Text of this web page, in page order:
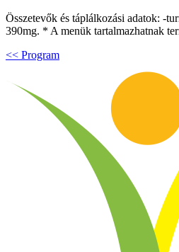
Összetevők és táplálkozási adatok: -
390mg. * A menük tartalmazhatnak
<< Program